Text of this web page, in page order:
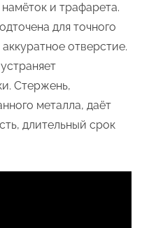
и трафарета.
для точного
отверстие.
Стержень,
металла, даёт
длительный срок